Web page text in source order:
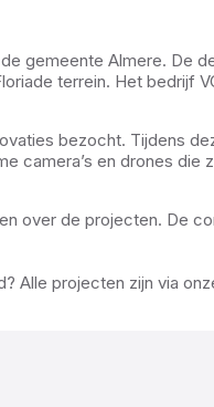
gemeente Almere. De
terrein. Het bedrijf
bezocht. Tijdens
camera’s en drones
over de projecten. De
Alle projecten zijn via